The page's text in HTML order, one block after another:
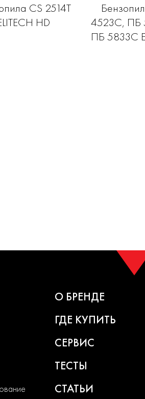
CS 2514T
HD
4523C, ПБ
ПБ 5833C
О БРЕНДЕ
ГДЕ КУПИТЬ
СЕРВИС
ТЕСТЫ
СТАТЬИ